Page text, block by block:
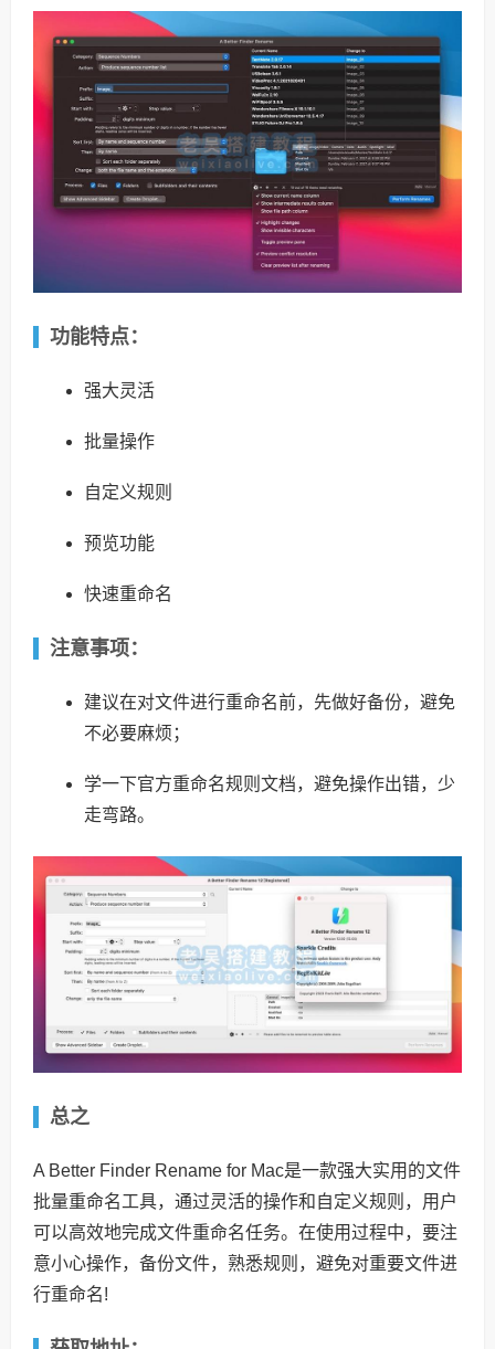
功能特点：
强大灵活
批量操作
自定义规则
预览功能
快速重命名
注意事项：
建议在对文件进行重命名前，先做好备份，避免
不必要麻烦；
学一下官方重命名规则文档，避免操作出错，少
走弯路。
总之
A Better Finder Rename for Mac是一款强大实用的文件
批量重命名工具，通过灵活的操作和自定义规则，用户
可以高效地完成文件重命名任务。在使用过程中，要注
意小心操作，备份文件，熟悉规则，避免对重要文件进
行重命名!